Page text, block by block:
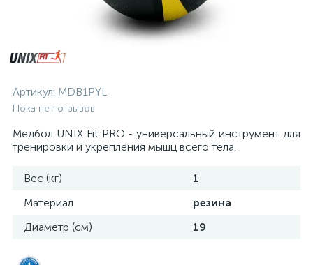
Артикул: MDB1PYL
Пока нет отзывов
Медбол UNIX Fit PRO - универсальный инструмент для
тренировки и укрепления мышц всего тела.
Вес (кг)
1
Материал
резина
Диаметр (см)
19